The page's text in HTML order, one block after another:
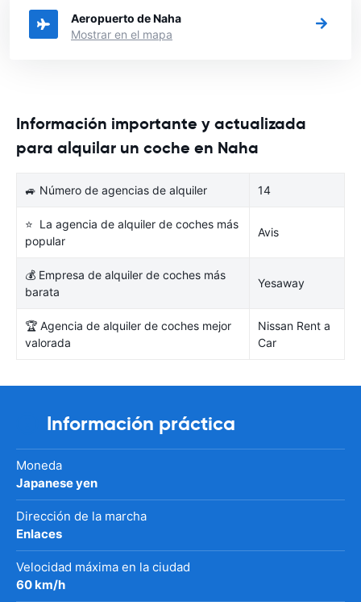
Aeropuerto de Naha
Mostrar en el mapa
Información importante y actualizada
para alquilar un coche en Naha
🚙 Número de agencias de alquiler 14
⭐ La agencia de alquiler de coches más
popular
Avis
💰 Empresa de alquiler de coches más
barata
Yesaway
🏆 Agencia de alquiler de coches mejor
valorada
Nissan Rent a
Car
Información práctica
Moneda
Japanese yen
Dirección de la marcha
Enlaces
Velocidad máxima en la ciudad
60 km/h